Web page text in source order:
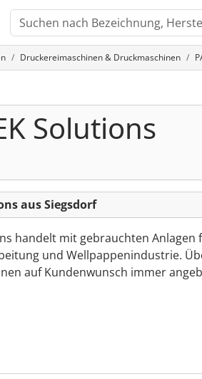
Druckereimaschinen & Druckmaschinen
Solutions
aus Siegsdorf
handelt mit gebrauchten Anlagen
und Wellpappenindustrie.
auf Kundenwunsch immer